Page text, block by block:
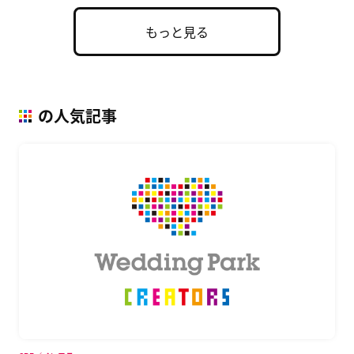
もっと見る
の人気記事